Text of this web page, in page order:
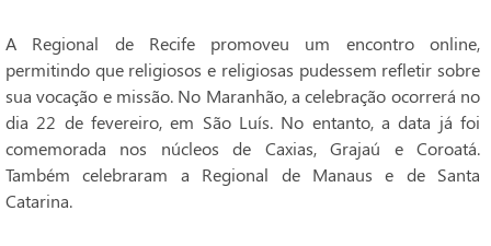
A Regional de Recife promoveu um encontro online,
permitindo que religiosos e religiosas pudessem refletir sobre
sua vocação e missão. No Maranhão, a celebração ocorrerá no
dia 22 de fevereiro, em São Luís. No entanto, a data já foi
comemorada nos núcleos de Caxias, Grajaú e Coroatá.
Também celebraram a Regional de Manaus e de Santa
Catarina.